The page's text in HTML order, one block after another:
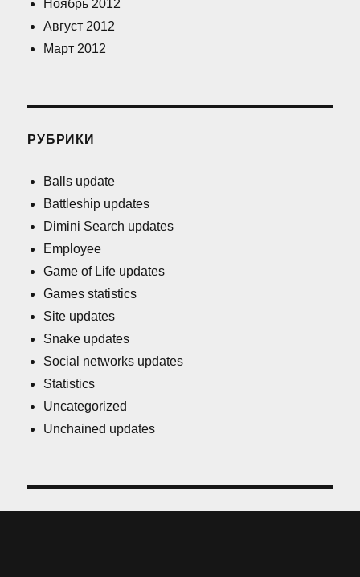
Ноябрь 2012
Август 2012
Март 2012
РУБРИКИ
Balls update
Battleship updates
Dimini Search updates
Employee
Game of Life updates
Games statistics
Site updates
Snake updates
Social networks updates
Statistics
Uncategorized
Unchained updates